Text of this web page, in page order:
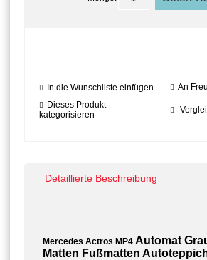
In die Wunschliste einfügen
An
Dieses Produkt
kategorisieren
Detaillierte Beschreibung
Mercedes Actros MP4 Automat
Matten Fußmatten